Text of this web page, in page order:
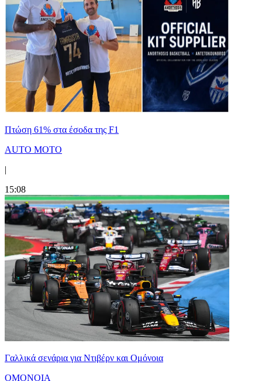
Πτώση 61% στα έσοδα της F1
AUTO MOTO
|
15:08
Γαλλικά σενάρια για Ντιβέρν και Ομόνοια
ΟΜΟΝΟΙΑ